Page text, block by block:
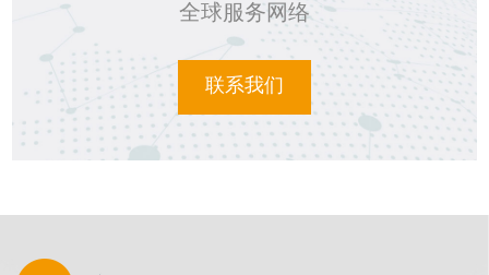
全球服务网络
联系我们